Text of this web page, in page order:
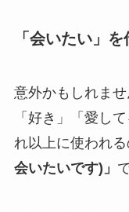
「会いたい」
意外かもしれま
「好き」「愛し
れ以上に使われ
会いたいです)」